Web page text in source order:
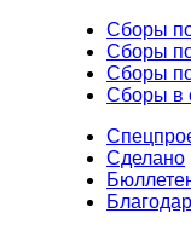
Сборы
Сборы
Сборы
Сборы в
Сделано